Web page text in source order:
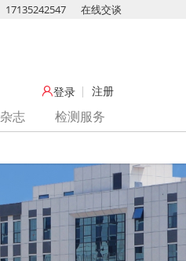
17135242547 在线交谈
登录 注册
杂志
检测服务